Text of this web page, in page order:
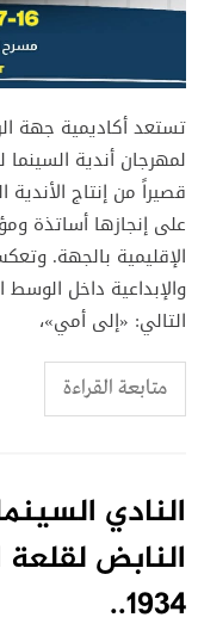
تستعد أكاديمية جهة
قصيراً من إنتاج
على إنجازها أساتذة
الإقليمية بالجهة.
والإبداعية داخل
التالي: «إلى أمي»،
متابعة القراءة
النادي
النابض
1934..